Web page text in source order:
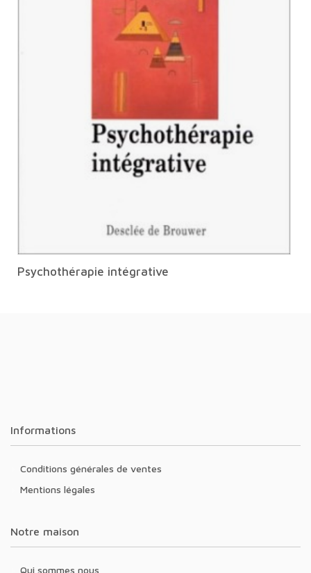
Psychothérapie intégrative
Informations
Conditions générales de ventes
Mentions légales
Notre maison
Qui sommes nous